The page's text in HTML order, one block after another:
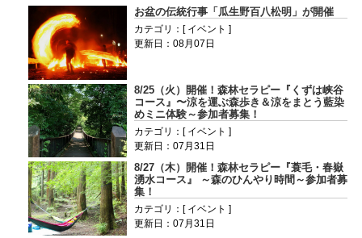
お盆の伝統行事「瓜生野百八松明」が開催
カテゴリ：[ イベント ]
更新日：08月07日
8/25（火）開催！森林セラピー『くずは峡谷
コース』〜涼を運ぶ森歩き＆涼をまとう藍染
めミニ体験～参加者募集！
カテゴリ：[ イベント ]
更新日：07月31日
8/27（木）開催！森林セラピー『蓑毛・春嶽
湧水コース』 ～森のひんやり時間～参加者募
集！
カテゴリ：[ イベント ]
更新日：07月31日